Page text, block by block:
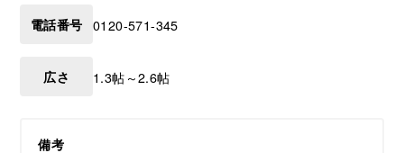
電話番号 0120-571-345
広さ 1.3帖～2.6帖
備考